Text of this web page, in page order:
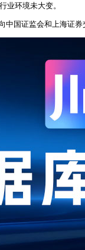
业环境未大变。
国证监会和上海证券